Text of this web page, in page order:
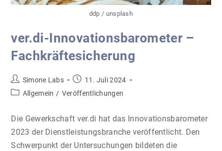
ddp / unsplash
ver.di-Innovationsbarometer –
Fachkräftesicherung
Beitrags-
Autor:
Simone Labs
Beitrag
veröffentlicht:
11. Juli 2024
Beitrags-
Allgemein / Veröffentlichungen
Die Gewerkschaft ver.di hat das Innovationsbarometer
2023 der Dienstleistungsbranche veröffentlicht. Den
Schwerpunkt der Untersuchungen bildeten die